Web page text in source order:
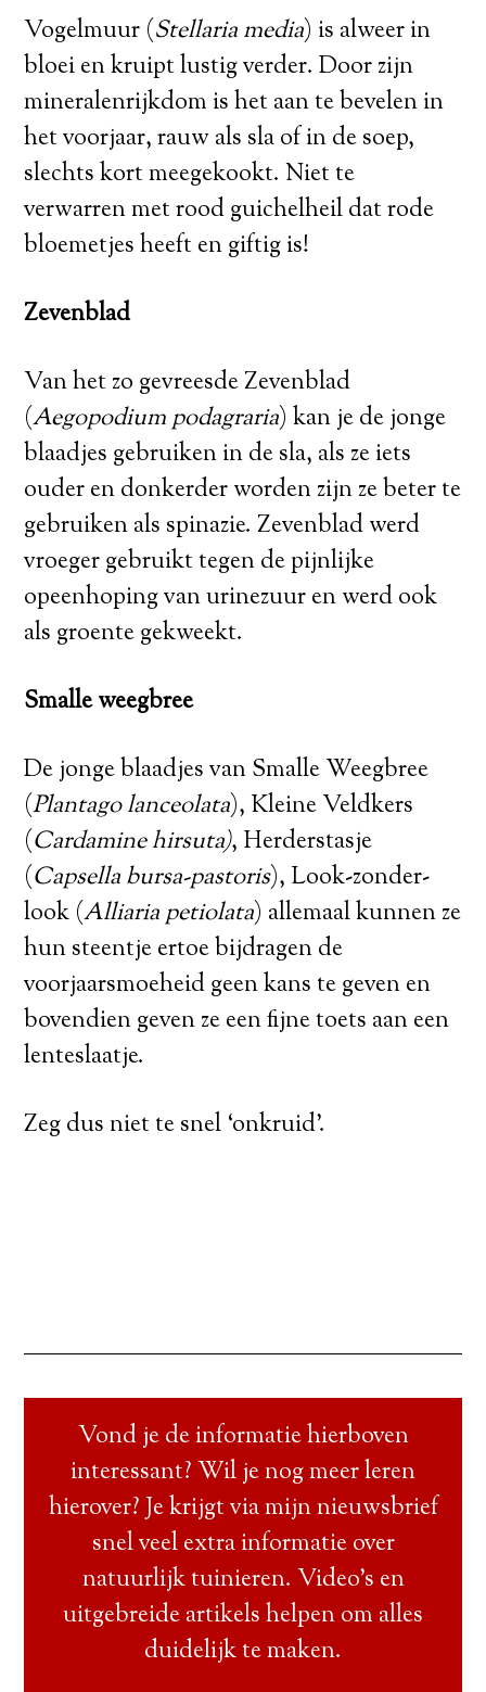
Vogelmuur (Stellaria media) is alweer in
bloei en kruipt lustig verder. Door zijn
mineralenrijkdom is het aan te bevelen in
het voorjaar, rauw als sla of in de soep,
slechts kort meegekookt. Niet te
verwarren met rood guichelheil dat rode
bloemetjes heeft en giftig is!
Zevenblad
Van het zo gevreesde Zevenblad
(Aegopodium podagraria) kan je de jonge
blaadjes gebruiken in de sla, als ze iets
ouder en donkerder worden zijn ze beter te
gebruiken als spinazie. Zevenblad werd
vroeger gebruikt tegen de pijnlijke
opeenhoping van urinezuur en werd ook
als groente gekweekt.
Smalle weegbree
De jonge blaadjes van Smalle Weegbree
(Plantago lanceolata), Kleine Veldkers
(Cardamine hirsuta), Herderstasje
(Capsella bursa-pastoris), Look-zonder-
look (Alliaria petiolata) allemaal kunnen ze
hun steentje ertoe bijdragen de
voorjaarsmoeheid geen kans te geven en
bovendien geven ze een fijne toets aan een
lenteslaatje.
Zeg dus niet te snel ‘onkruid’.
Vond je de informatie hierboven
interessant? Wil je nog meer leren
hierover? Je krijgt via mijn nieuwsbrief
snel veel extra informatie over
natuurlijk tuinieren. Video’s en
uitgebreide artikels helpen om alles
duidelijk te maken.